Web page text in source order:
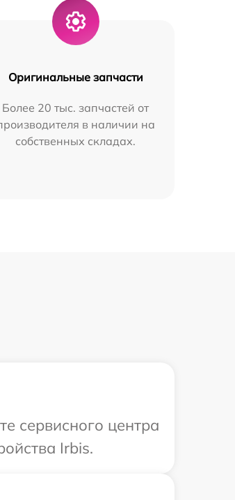
Оригинальные запчасти
Более 20 тыс. запчастей от
в наличии на
собственных складах.
сервисного центра
Irbis.